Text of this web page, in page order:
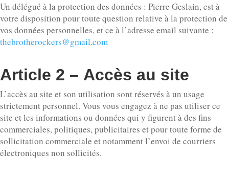
Un délégué à la protection des données : Pierre Geslain, est à
votre disposition pour toute question relative à la protection de
vos données personnelles, et ce à l’adresse email suivante :
thebrotherockers@gmail.com
Article 2 – Accès au site
L’accès au site et son utilisation sont réservés à un usage
strictement personnel. Vous vous engagez à ne pas utiliser ce
site et les informations ou données qui y figurent à des fins
commerciales, politiques, publicitaires et pour toute forme de
sollicitation commerciale et notamment l’envoi de courriers
électroniques non sollicités.